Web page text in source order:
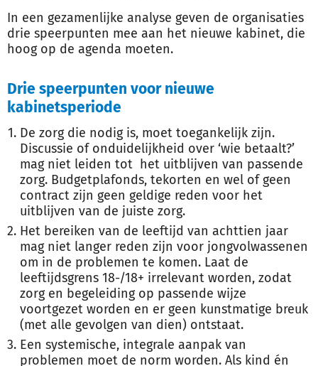
In een gezamenlijke analyse geven de organisaties
drie speerpunten mee aan het nieuwe kabinet, die
hoog op de agenda moeten.
Drie speerpunten voor nieuwe
kabinetsperiode
De zorg die nodig is, moet toegankelijk zijn.
Discussie of onduidelijkheid over ‘wie betaalt?’
mag niet leiden tot het uitblijven van passende
zorg. Budgetplafonds, tekorten en wel of geen
contract zijn geen geldige reden voor het
uitblijven van de juiste zorg.
Het bereiken van de leeftijd van achttien jaar
mag niet langer reden zijn voor jongvolwassenen
om in de problemen te komen. Laat de
leeftijdsgrens 18-/18+ irrelevant worden, zodat
zorg en begeleiding op passende wijze
voortgezet worden en er geen kunstmatige breuk
(met alle gevolgen van dien) ontstaat.
Een systemische, integrale aanpak van
problemen moet de norm worden. Als kind én